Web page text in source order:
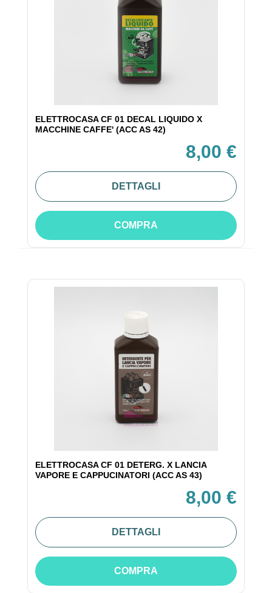
ELETTROCASA CF 01 DECAL LIQUIDO X
MACCHINE CAFFE' (ACC AS 42)
8,00 €
DETTAGLI
COMPRA
ELETTROCASA CF 01 DETERG. X LANCIA
VAPORE E CAPPUCINATORI (ACC AS 43)
8,00 €
DETTAGLI
COMPRA